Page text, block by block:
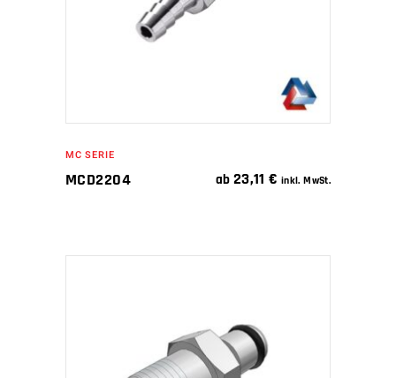
MC SERIE
MCD2204 ab 23,11€ inkl. MwSt.